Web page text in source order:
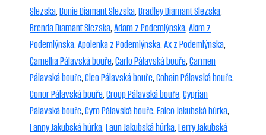
Slezska,Bonie Diamant Slezska,Bradley Diamant Slezska,
Brenda Diamant Slezska,Adam z Podemlýnska,Akim z
Podemlýnska,Apolenka z Podemlýnska,Ax z Podemlýnska,
Camellia Pálavská bouře,Carlo Pálavská bouře,Carmen
Pálavská bouře,Cleo Pálavská bouře,Cobain Pálavská bouře,
Conor Pálavská bouře,Croop Pálavská bouře,Cyprian
Pálavská bouře,Cyro Pálavská bouře,Falco Jakubská húrka,
Fanny Jakubská húrka,Faun Jakubská húrka,Ferry Jakubská